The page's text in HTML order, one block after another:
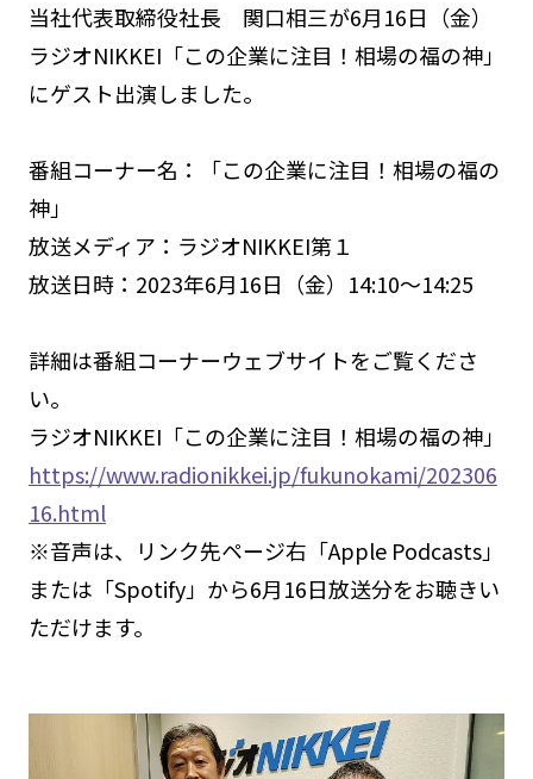
当社代表取締役社長 関口相三が6月16日（金）
ラジオNIKKEI「この企業に注目！相場の福の神」
にゲスト出演しました。
番組コーナー名：「この企業に注目！相場の福の
神」
放送メディア：ラジオNIKKEI第１
放送日時：2023年6月16日（金）14:10～14:25
詳細は番組コーナーウェブサイトをご覧くださ
い。
ラジオNIKKEI「この企業に注目！相場の福の神」
https://www.radionikkei.jp/fukunokami/202306
16.html
※音声は、リンク先ページ右「Apple Podcasts」
または「Spotify」から6月16日放送分をお聴きい
ただけます。